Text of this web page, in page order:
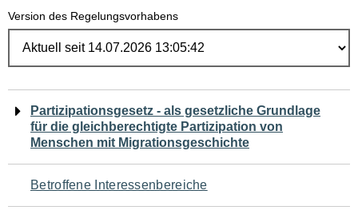
Version des Regelungsvorhabens
Navigation
für
den
Seiteninhalt
Partizipationsgesetz - als gesetzliche Grundlage
für die gleichberechtigte Partizipation von
Menschen mit Migrationsgeschichte
Betroffene Interessenbereiche